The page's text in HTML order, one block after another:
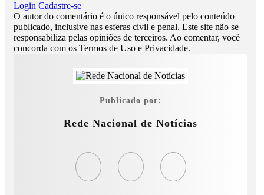
Login Cadastre-se
O autor do comentário é o único responsável pelo conteúdo
publicado, inclusive nas esferas civil e penal. Este site não se
responsabiliza pelas opiniões de terceiros. Ao comentar, você
concorda com os Termos de Uso e Privacidade.
Publicado por:
Rede Nacional de Notícias